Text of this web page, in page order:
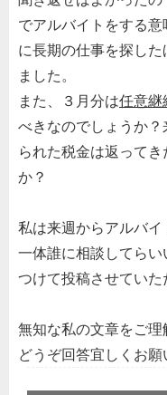
でアルバイトをする
に長期の仕事を探し
ました。
また、３月分は任意継
べきなのでしょうか？
られた税金は返って
か？
私は来週からアルバ
一体誰に相談してら
つけて投稿させていた
無知な私の文章をご理
どうぞ回答宜しくお願